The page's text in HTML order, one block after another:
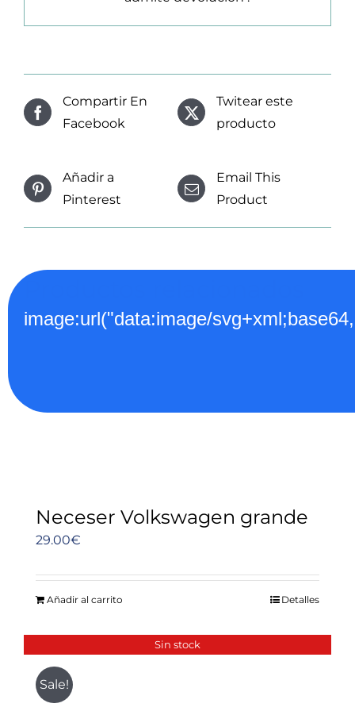
Compartir En
Facebook
Twitear este
producto
Añadir a
Pinterest
Email This
Product
Neceser Volkswagen grande
29.00€
Añadir al carrito Detalles
Sin stock
Sale!
image:url("data:image/